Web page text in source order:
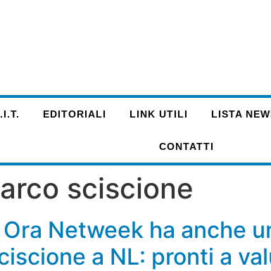
EDITORIALI LINK UTILI LISTA
CONTATTI
sciscione
Netweek ha anche
a NL: pronti a